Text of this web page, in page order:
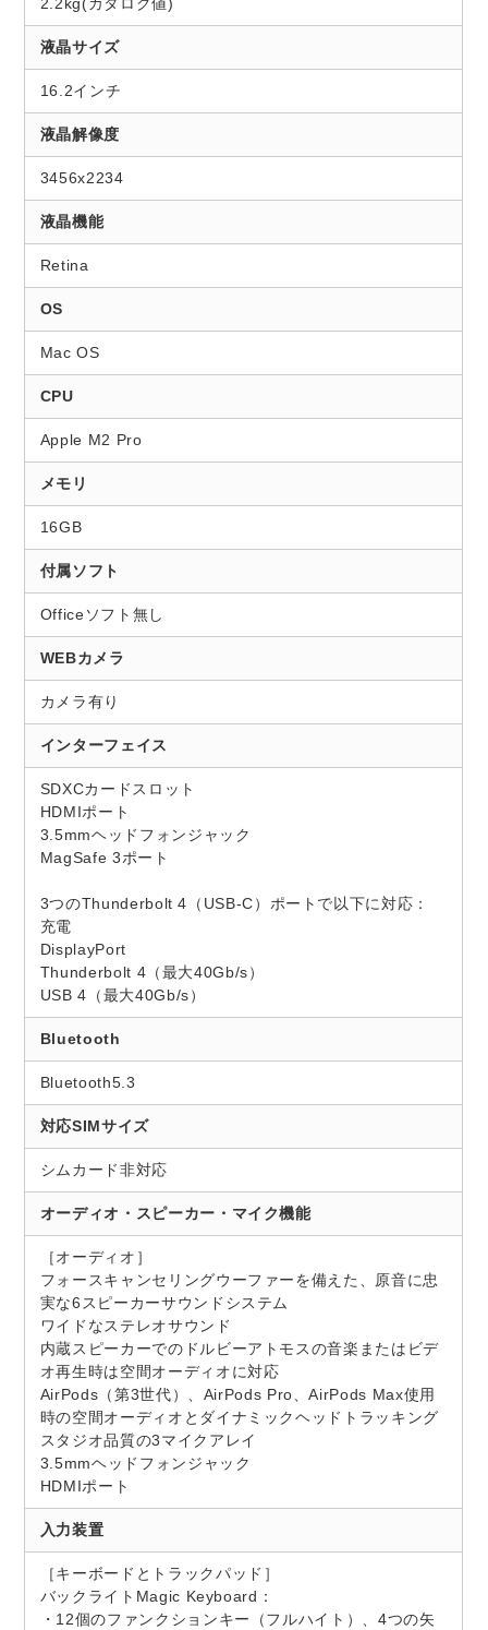
2.2kg(カタログ値)
液晶サイズ
16.2インチ
液晶解像度
3456x2234
液晶機能
Retina
OS
Mac OS
CPU
Apple M2 Pro
メモリ
16GB
付属ソフト
Officeソフト無し
WEBカメラ
カメラ有り
インターフェイス
SDXCカードスロット
HDMIポート
3.5mmヘッドフォンジャック
MagSafe 3ポート
3つのThunderbolt 4（USB-C）ポートで以下に対応：
充電
DisplayPort
Thunderbolt 4（最大40Gb/s）
USB 4（最大40Gb/s）
Bluetooth
Bluetooth5.3
対応SIMサイズ
シムカード非対応
オーディオ・スピーカー・マイク機能
［オーディオ］
フォースキャンセリングウーファーを備えた、原音に忠
実な6スピーカーサウンドシステム
ワイドなステレオサウンド
内蔵スピーカーでのドルビーアトモスの音楽またはビデ
オ再生時は空間オーディオに対応
AirPods（第3世代）、AirPods Pro、AirPods Max使用
時の空間オーディオとダイナミックヘッドトラッキング
スタジオ品質の3マイクアレイ
3.5mmヘッドフォンジャック
HDMIポート
入力装置
［キーボードとトラックパッド］
バックライトMagic Keyboard：
・12個のファンクションキー（フルハイト）、4つの矢